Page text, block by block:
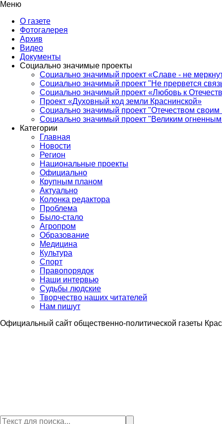
Меню
О газете
Фотогалерея
Архив
Видео
Документы
Социально значимые проекты
Социально значимый проект «Славе - не
Социально значимый проект "Не прервется
Социально значимый проект «Любовь к
Проект «Духовный код земли Краснинской»
Социально значимый проект "Отечеством своим
Социально значимый проект "Великим
Категории
Главная
Новости
Регион
Национальные проекты
Официально
Крупным планом
Актуально
Колонка редактора
Проблема
Было-стало
Агропром
Образование
Медицина
Культура
Спорт
Правопорядок
Наши интервью
Судьбы людские
Творчество наших читателей
Нам пишут
Официальный сайт общественно-политической газеты